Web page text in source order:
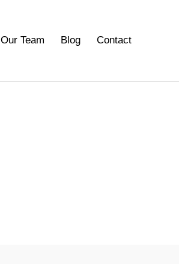
Our Team Blog Contact